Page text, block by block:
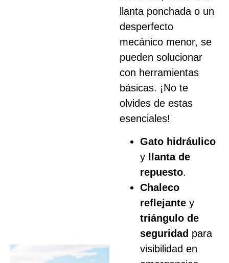
llanta ponchada o un
desperfecto
mecánico menor, se
pueden solucionar
con herramientas
básicas. ¡No te
olvides de estas
esenciales!
Gato hidráulico
y llanta de
repuesto.
Chaleco
reflejante y
triángulo de
seguridad para
visibilidad en